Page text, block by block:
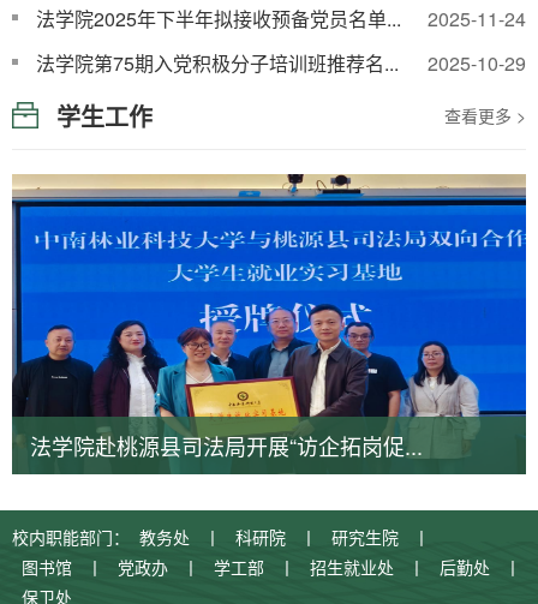
2025-11-24
法学院2025年下半年拟接收预备党员名单...
2025-10-29
法学院第75期入党积极分子培训班推荐名...
学生工作 查看更多 >
法学院赴桃源县司法局开展“访企拓岗促...
校内职能部门： 教务处 丨 科研院 丨 研究生院
丨
图书馆
丨 党政办 丨 学工部 丨 招生就业处 丨 后勤处
丨
保卫处